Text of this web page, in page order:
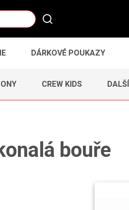
DÁRKOVÉ POUKAZY
CREW KIDS DALŠÍ
bouře